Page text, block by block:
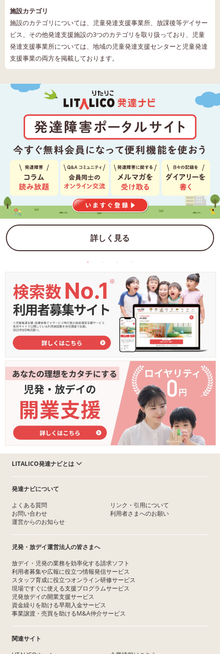
施設カテゴリ
施設のカテゴリについては、児童発達支援事業所、放課後等デイサー
ビス、その他発達支援施設の3つのカテゴリを取り扱っており、児童
発達支援事業所については、地域の児童発達支援センターと児童発達
支援事業の両方を掲載しております。
詳しく見る
LITALICO発達ナビとは
発達ナビについて
よくある質問
お問い合わせ
運営からのお知らせ
リンク・引用について
利用者さまへのお願い
児発・放デイ運営法人の皆さまへ
放デイ・児発の業務を効率化する請求ソフト
利用者募集や広報に役立つ情報発信サービス
スタッフ育成に役立つオンライン研修サービス
現場ですぐに使える支援プログラムサービス
児発放デイの開業支援サービス
資金繰りを助ける早期入金サービス
事業譲渡・売買を助けるM&A仲介サービス
関連サイト